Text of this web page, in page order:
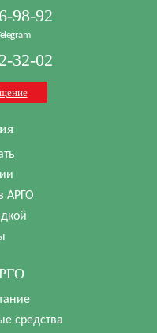
98-92
32-02
АРГО
средства